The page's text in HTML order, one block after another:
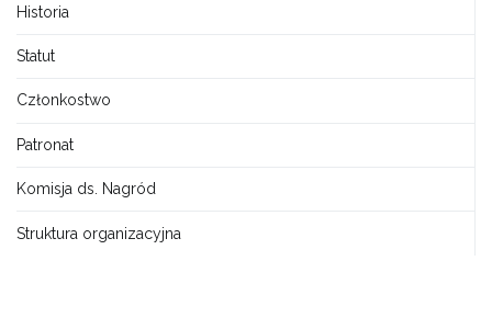
Historia
Statut
Członkostwo
Patronat
Komisja ds. Nagród
Struktura organizacyjna